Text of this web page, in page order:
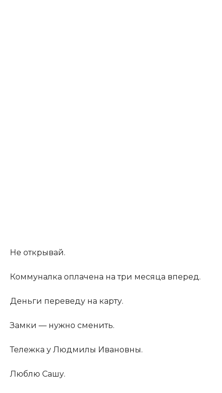
Не открывай.
Коммуналка оплачена на три месяца вперед.
Деньги переведу на карту.
Замки — нужно сменить.
Тележка у Людмилы Ивановны.
Люблю Сашу.